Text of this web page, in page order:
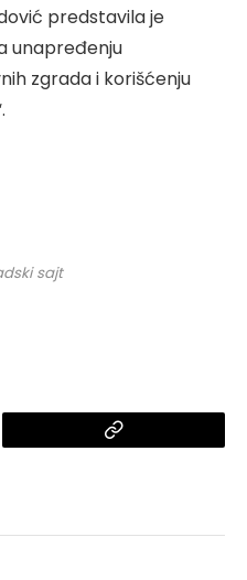
predstavila je
unapređenju
zgrada i korišćenju
sajt
Copy